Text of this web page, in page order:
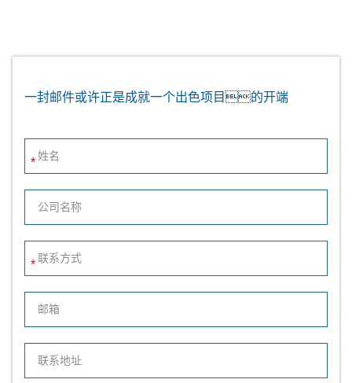
一封邮件或许正是成就一个出色项目的开端